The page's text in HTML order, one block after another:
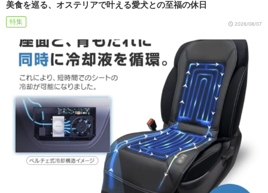
美食を巡る、オステリアで叶える愛犬との至福の休日
特集 2026/08/07